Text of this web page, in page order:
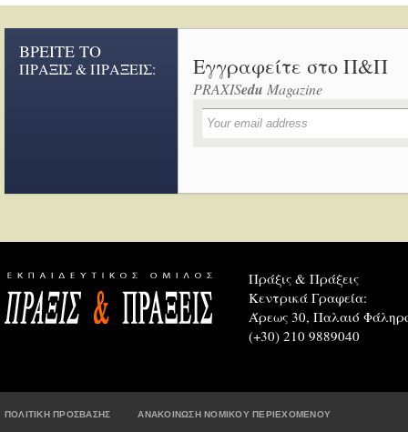
ΒΡΕΙΤΕ ΤΟ
ΠΡΑΞΙΣ & ΠΡΑΞΕΙΣ: Εγγραφείτε στο Π&Π
PRAXISedu Magazine
Πράξις & Πράξεις
Κεντρικά Γραφεία:
Άρεως 30, Παλαιό
(+30) 210 9889040
ΠΟΛΙΤΙΚΗ ΠΡΟΣΒΑΣΗΣ ΑΝΑΚΟΙΝΩΣΗ ΝΟΜΙΚΟΥ ΠΕΡΙΕΧΟΜΕΝΟΥ